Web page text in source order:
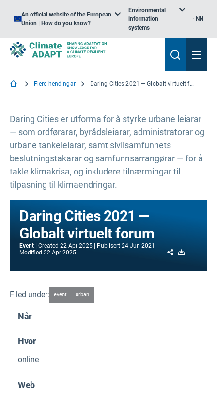
An official website of the European
Union | How do you know?
Environmental
information
systems
NN
Flere hendingar Daring Cities 2021 — Globalt virtuelt forum
Daring Cities er utforma for å styrke urbane leiarar
— som ordførarar, byrådsleiarar, administratorar og
urbane tankeleiarar, samt sivilsamfunnets
beslutningstakarar og samfunnsarrangørar — for å
takle klimakrisa, og inkludere tilnærmingar til
tilpasning til klimaendringar.
Daring Cities 2021 —
Globalt virtuelt forum
Event Created 22 Apr 2025 Publisert 24 Jun 2021
Modified 22 Apr 2025 Share
Filed under: event urban
Når
Hvor
online
Web